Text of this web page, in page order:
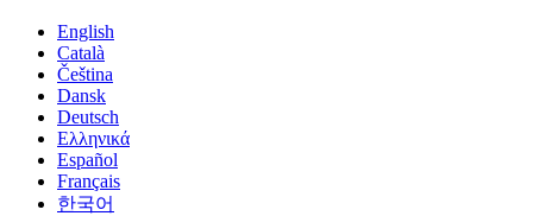
English
Català
Čeština
Dansk
Deutsch
Ελληνικά
Español
Français
한국어